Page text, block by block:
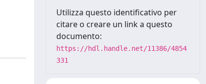
Utilizza questo identificativo per
citare o creare un link a questo
documento:
https://hdl.handle.net/11386/4854
331